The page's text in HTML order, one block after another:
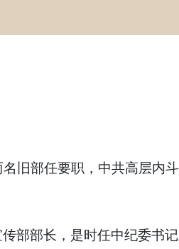
旧部任要职，中共高层内斗
部部长，是时任中纪委书记